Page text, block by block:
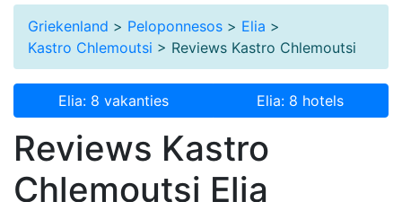
Griekenland > Peloponnesos > Elia >
Kastro Chlemoutsi > Reviews Kastro Chlemoutsi
Elia: 8 vakanties Elia: 8 hotels
Reviews Kastro
Chlemoutsi Elia